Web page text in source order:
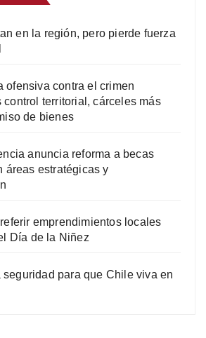
en la región, pero pierde fuerza
ofensiva contra el crimen
control territorial, cárceles más
de bienes
anuncia reforma a becas
áreas estratégicas y
emprendimientos locales
Día de la Niñez
seguridad para que Chile viva en